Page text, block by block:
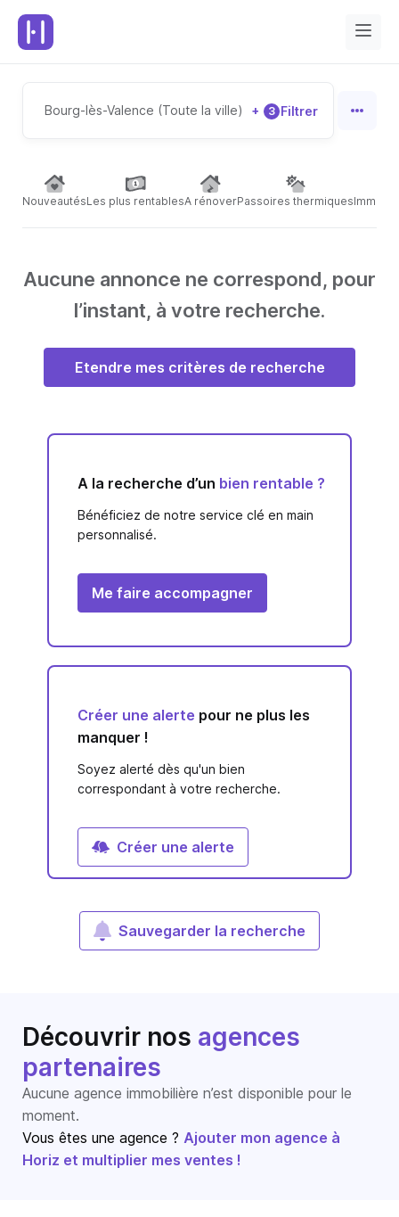
Bourg-lès-Valence (Toute la ville) + 3 Filtrer
NouveautésLes plus rentablesA rénoverPassoires thermiques
Aucune annonce ne correspond, pour
l’instant, à votre recherche.
Etendre mes critères de recherche
A la recherche d’un bien rentable ?
Bénéficiez de notre service clé en main
personnalisé.
Me faire accompagner
Créer une alerte pour ne plus les
manquer !
Soyez alerté dès qu'un bien
correspondant à votre recherche.
Créer une alerte
Sauvegarder la recherche
Découvrir nos agences
partenaires
Aucune agence immobilière n’est disponible pour le
moment.
Vous êtes une agence ? Ajouter mon agence à
Horiz et multiplier mes ventes !